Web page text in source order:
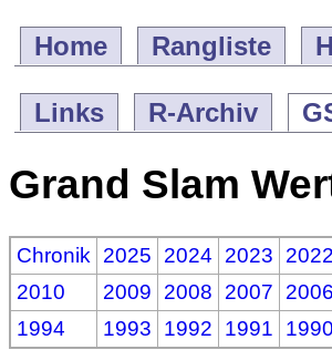
Home Rangliste
Links R-Archiv
Grand Slam
Chronik 2025 2024 2023 2022
2010
2009 2008 2007 2006
1994
1993 1992 1991 1990